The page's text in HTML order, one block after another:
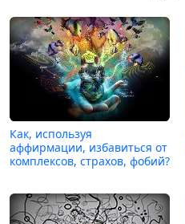
Как, используя
аффирмации, избавиться от
комплексов, страхов, фобий?